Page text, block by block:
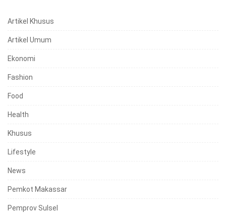
Artikel Khusus
Artikel Umum
Ekonomi
Fashion
Food
Health
Khusus
Lifestyle
News
Pemkot Makassar
Pemprov Sulsel